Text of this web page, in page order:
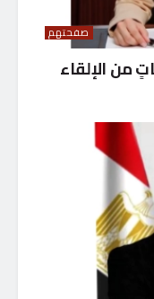
صفحتهم
من الإلقاء